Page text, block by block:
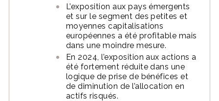
L’exposition aux pays émergents
et sur le segment des petites et
moyennes capitalisations
européennes a été profitable mais
dans une moindre mesure.
En 2024, l’exposition aux actions a
été fortement réduite dans une
logique de prise de bénéfices et
de diminution de l’allocation en
actifs risqués.